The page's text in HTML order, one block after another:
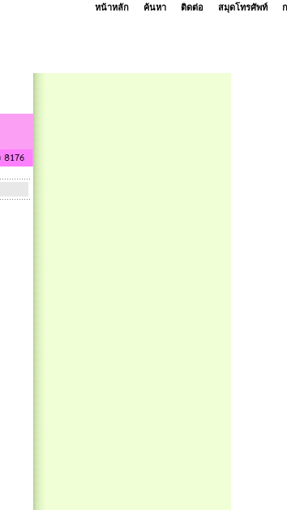
หน้าหลัก ค้นหา ติดต่อ สมุดโทรศัพท์